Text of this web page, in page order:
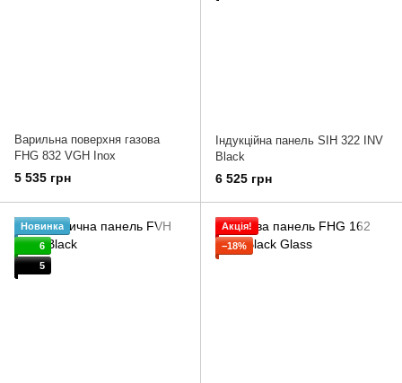
Варильна поверхня газова
FHG 832 VGH Inox
5 535 грн
Індукційна панель SIH 322 INV
Black
6 525 грн
Новинка
6
5
Акція!
−18%